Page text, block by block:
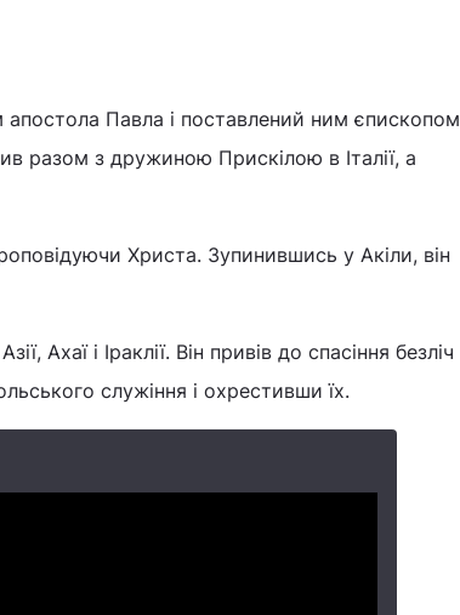
Павла і поставлений ним єпископом
разом з дружиною Прискілою в Італії, а
Христа. Зупинившись у Акіли, він
Ахаї і Іраклії. Він привів до спасіння безліч
служіння і охрестивши їх.